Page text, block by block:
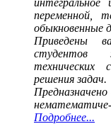
интегральное
переменной,
обыкновенные
Приведены
студентов
технических
решения задач.
Подробнее...